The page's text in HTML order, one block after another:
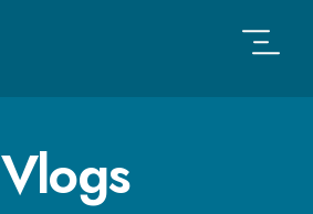
Vlogs